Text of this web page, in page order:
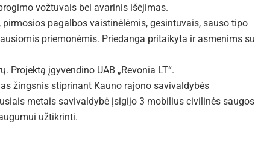
vožtuvais bei avarinis išėjimas.
pagalbos vaistinėlėmis, gesintuvais, sauso tipo
priemonėmis. Priedanga pritaikyta ir asmenims su
Projektą įgyvendino UAB „Revonia LT“.
žingsnis stiprinant Kauno rajono savivaldybės
metais savivaldybė įsigijo 3 mobilius civilinės saugos
užtikrinti.